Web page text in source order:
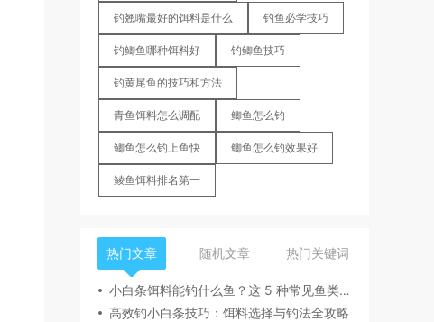
钓翘嘴最好的饵料是什么 钓鱼必学技巧
钓鲫鱼哪种饵料好 钓鲫鱼技巧
钓黄尾鱼的技巧和方法
青鱼饵料怎么调配 鲫鱼怎么钓
鲫鱼怎么钓上鱼快 鲫鱼怎么钓效果好
鲮鱼饵料排名第一
热门文章 随机文章 热门关键词
小白条饵料能钓什么鱼？这 5 种常见鱼类轻松上钩
高效钓小白条技巧：饵料选择与钓法全攻略